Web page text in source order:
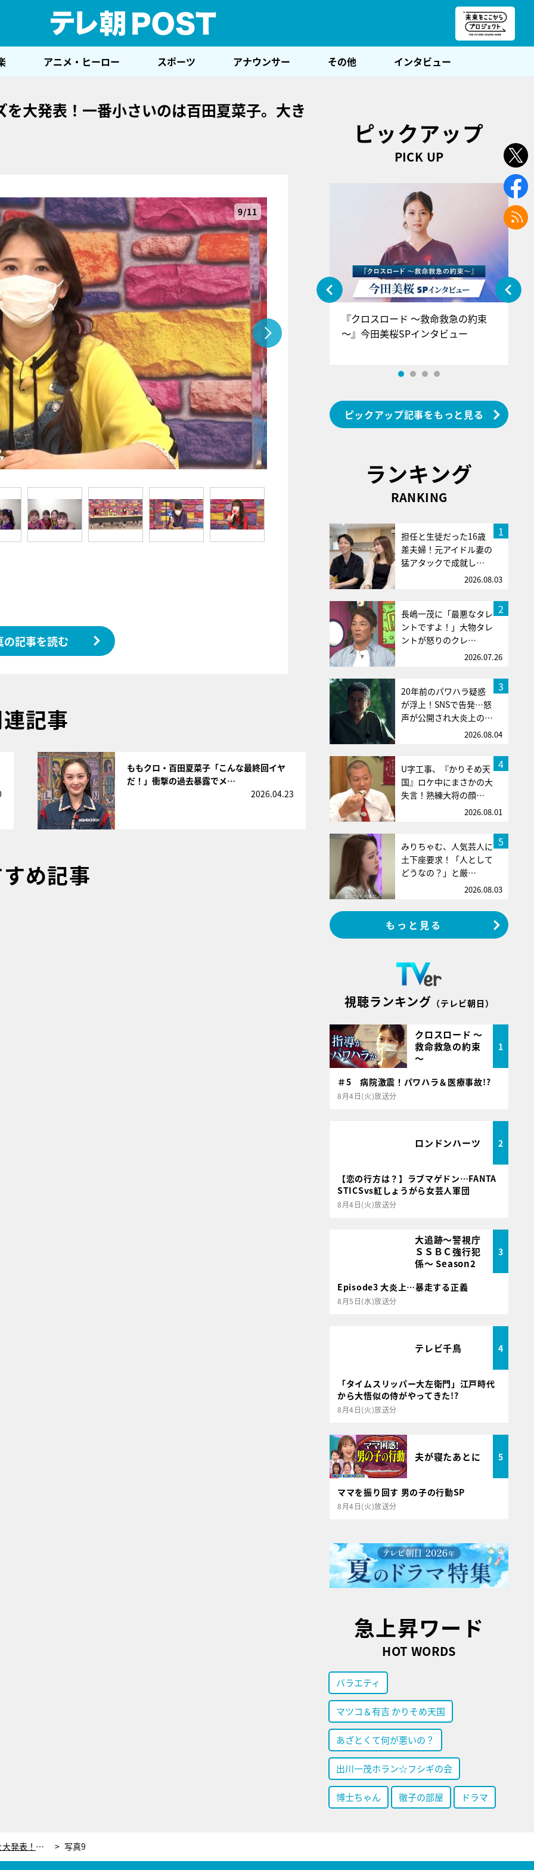
アニメ・ヒーロー スポーツ アナウンサー その他 インタビュー
大発表！一番小さいのは百田夏菜子。大き
9/11
の記事を読む
記事
ももクロ・百田夏菜子「こんな最終回イヤ
だ！」衝撃の過去暴露でメ…
2026.04.23
め記事
ピックアップ
PICK UP
『アイ＝ラブ！げーみんぐ』＝LOV
E齋藤樹愛羅＆佐々木舞香SPインタ
ビュー
『クロスロード ～救命救急の約束
～』今田美桜SPインタビュー
ピックアップ記事をもっと見る
ランキング
RANKING
1
担任と生徒だった16歳
差夫婦！元アイドル妻の
猛アタックで成就し…
2026.08.03
2
長嶋一茂に「最悪なタレ
ントですよ！」大物タレ
ントが怒りのクレ…
2026.07.26
3
20年前のパワハラ疑惑
が浮上！SNSで告発…怒
声が公開され大炎上の…
2026.08.04
4
U字工事、『かりそめ天
国』ロケ中にまさかの大
失言！熟練大将の顔…
2026.08.01
5
みりちゃむ、人気芸人に
土下座要求！「人として
どうなの？」と厳…
2026.08.03
もっと見る
視聴ランキング （テレビ朝日）
クロスロード ～
救命救急の約束
～
1
＃5 病院激震！パワハラ＆医療事故!?
8月4日(火)放送分
ロンドンハーツ 2
【恋の行方は？】ラブマゲドン…FANTA
STICSvs紅しょうがら女芸人軍団
8月4日(火)放送分
大追跡～警視庁
ＳＳＢＣ強行犯
係～ Season2
3
Episode3 大炎上…暴走する正義
8月5日(水)放送分
テレビ千鳥 4
「タイムスリッパー大左衛門」江戸時代
から大悟似の侍がやってきた!?
8月4日(火)放送分
夫が寝たあとに 5
ママを振り回す 男の子の行動SP
8月4日(火)放送分
急上昇ワード
HOT WORDS
バラエティ
マツコ＆有吉 かりそめ天国
あざとくて何が悪いの？
出川一茂ホラン☆フシギの会
博士ちゃん 徹子の部屋 ドラマ
ももクロ、メンバーの足のサイズを大発表！一番小さいのは百田夏菜子。大きいのはいったい誰!? 写真9